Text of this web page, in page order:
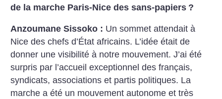
de la marche Paris-Nice des sans-papiers ?
Anzoumane Sissoko : Un sommet attendait à
Nice des chefs d’État africains. L’idée était de
donner une visibilité à notre mouvement. J’ai été
surpris par l’accueil exceptionnel des français,
syndicats, associations et partis politiques. La
marche a été un mouvement autonome et très